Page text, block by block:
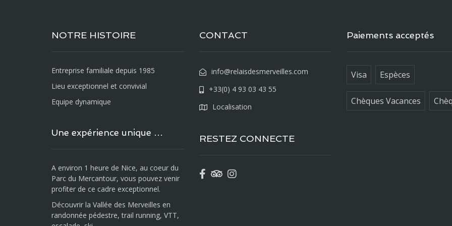
NOTRE HISTOIRE
Entreprise familiale depuis 1985
Lieu exceptionnel et convivial
Equipe dynamique
Une expérience unique …
A environ 1 heure de Nice, au coeur du
Parc du Mercantour, vous pouvez venir
profiter de ce cadre exceptionnel.
Découvrir la Vallée des Merveilles en
randonnée pédestre, trail running, VTT,
CONTACT
info@relaisdesmerveilles.com
+33(0) 4 93 03 43 55
Localisation
RESTEZ CONNECTE
Paiements acceptés
Visa Espèces
Chèques Vacances